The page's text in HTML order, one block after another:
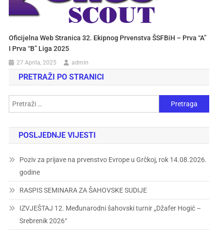
Oficijelna Web Stranica 32. Ekipnog Prvenstva ŠSFBiH – Prva “A”
I Prva “B” Liga 2025
27 Aprila, 2025 admin
PRETRAŽI PO STRANICI
POSLJEDNJE VIJESTI
Poziv za prijave na prvenstvo Evrope u Grčkoj, rok 14.08.2026.
godine
RASPIS SEMINARA ZA ŠAHOVSKE SUDIJE
IZVJEŠTAJ 12. Međunarodni šahovski turnir „Džafer Hogić –
Srebrenik 2026“